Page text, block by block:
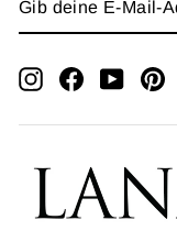
DEINE
ADRESSE
EINInstagramFacebook